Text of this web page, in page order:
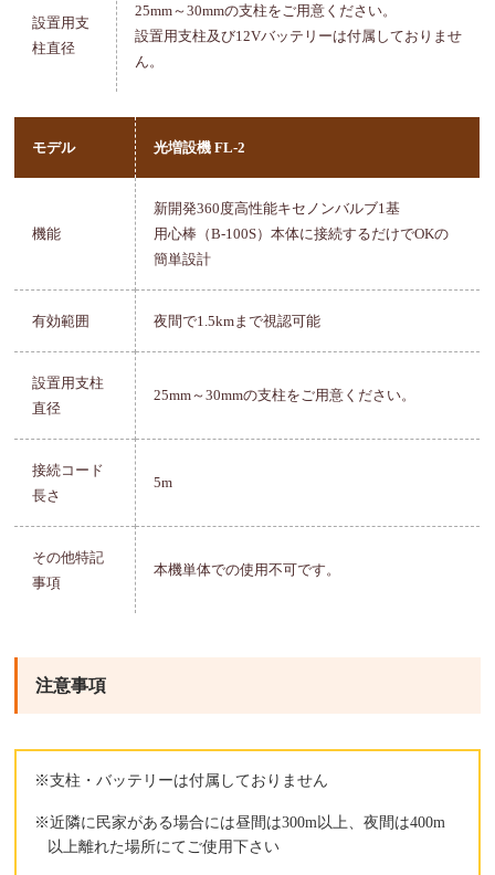
設置用支
柱直径
25mm～30mmの支柱をご用意ください。
設置用支柱及び12Vバッテリーは付属しておりませ
ん。
モデル 光増設機 FL-2
機能
新開発360度高性能キセノンバルブ1基
用心棒（B-100S）本体に接続するだけでOKの
簡単設計
有効範囲 夜間で1.5kmまで視認可能
設置用支柱
直径
25mm～30mmの支柱をご用意ください。
接続コード
長さ
5m
その他特記
事項
本機単体での使用不可です。
注意事項
※支柱・バッテリーは付属しておりません
※近隣に民家がある場合には昼間は300m以上、夜間は400m
以上離れた場所にてご使用下さい